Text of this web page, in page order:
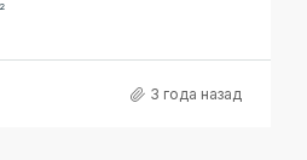
3 года назад